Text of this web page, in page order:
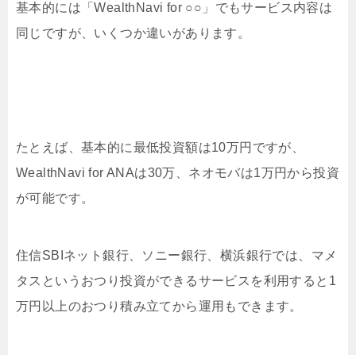
基本的には「WealthNavi for ○○」でもサービス内容は
同じですが、いくつか違いがあります。
たとえば、基本的に最低投資額は10万円ですが、
WealthNavi for ANAは30万、 ネオモバは1万円から投資
が可能です。
住信SBIネット銀行、ソニー銀行、横浜銀行では、マメ
タスというおつり投資ができるサービスを利用すると1
万円以上のおつり積み立てから運用もできます。